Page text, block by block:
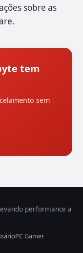
sobre as
tem
sem
performance a
PC Gamer